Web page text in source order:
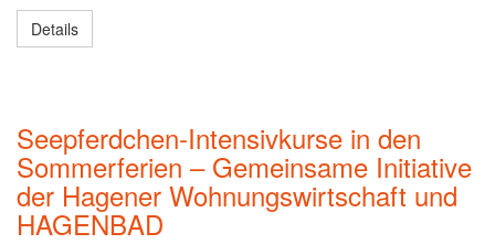
Details
Seepferdchen-Intensivkurse in den
Sommerferien – Gemeinsame Initiative
der Hagener Wohnungswirtschaft und
HAGENBAD